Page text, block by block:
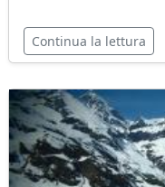
Continua la lettura